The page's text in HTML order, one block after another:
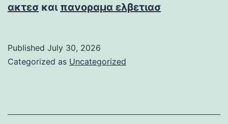
ακτεσ και πανοραμα ελβετιασ
Published July 30, 2026
Categorized as Uncategorized